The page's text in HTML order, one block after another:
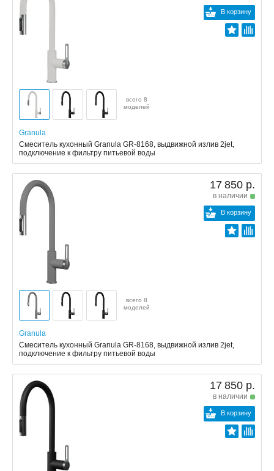
В корзину
всего 8
моделей
Granula
Смеситель кухонный Granula GR-8168, выдвижной излив 2jet,
подключение к фильтру питьевой воды
17 850 р.
в наличии
В корзину
всего 8
моделей
Granula
Смеситель кухонный Granula GR-8168, выдвижной излив 2jet,
подключение к фильтру питьевой воды
17 850 р.
в наличии
В корзину